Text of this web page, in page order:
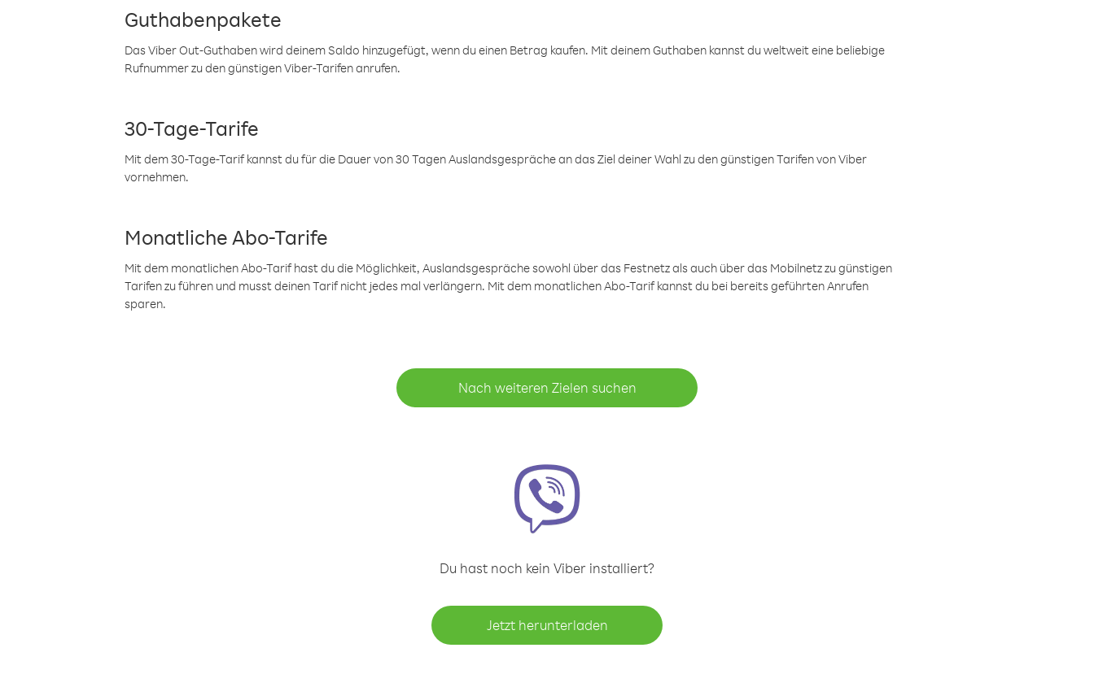
Guthabenpakete
Das Viber Out-Guthaben wird deinem Saldo hinzugefügt, wenn du einen Betrag kaufen. Mit deinem Guthaben kannst du weltweit eine beliebige
Rufnummer zu den günstigen Viber-Tarifen anrufen.
30-Tage-Tarife
Mit dem 30-Tage-Tarif kannst du für die Dauer von 30 Tagen Auslandsgespräche an das Ziel deiner Wahl zu den günstigen Tarifen von Viber
vornehmen.
Monatliche Abo-Tarife
Mit dem monatlichen Abo-Tarif hast du die Möglichkeit, Auslandsgespräche sowohl über das Festnetz als auch über das Mobilnetz zu günstigen
Tarifen zu führen und musst deinen Tarif nicht jedes mal verlängern. Mit dem monatlichen Abo-Tarif kannst du bei bereits geführten Anrufen
sparen.
Nach weiteren Zielen suchen
Du hast noch kein Viber installiert?
Jetzt herunterladen